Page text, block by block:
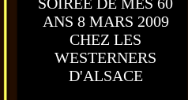
ANS 8 MARS 2009
CHEZ LES
WESTERNERS
D'ALSACE